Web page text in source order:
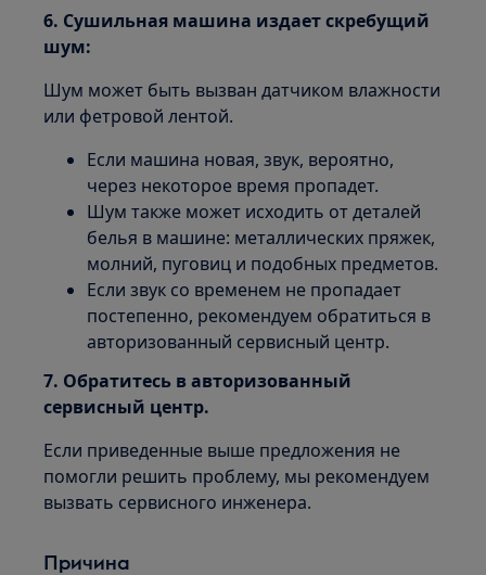
6. Сушильная машина издает скребущий
шум:
Шум может быть вызван датчиком влажности
или фетровой лентой.
Если машина новая, звук, вероятно,
через некоторое время пропадет.
Шум также может исходить от деталей
белья в машине: металлических пряжек,
молний, пуговиц и подобных предметов.
Если звук со временем не пропадает
постепенно, рекомендуем обратиться в
авторизованный сервисный центр.
7. Обратитесь в авторизованный
сервисный центр.
Если приведенные выше предложения не
помогли решить проблему, мы рекомендуем
вызвать сервисного инженера.
Причина